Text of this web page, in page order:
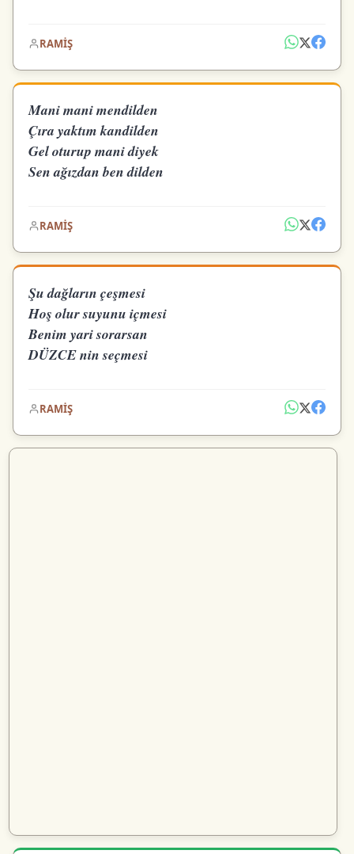
RAMİŞ
Mani mani mendilden
Çıra yaktım kandilden
Gel oturup mani diyek
Sen ağızdan ben dilden
RAMİŞ
Şu dağların çeşmesi
Hoş olur suyunu içmesi
Benim yari sorarsan
DÜZCE nin seçmesi
RAMİŞ